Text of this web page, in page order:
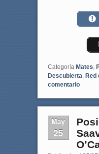
Categoría Mates,
Descubierta, Red
comentario
May
25